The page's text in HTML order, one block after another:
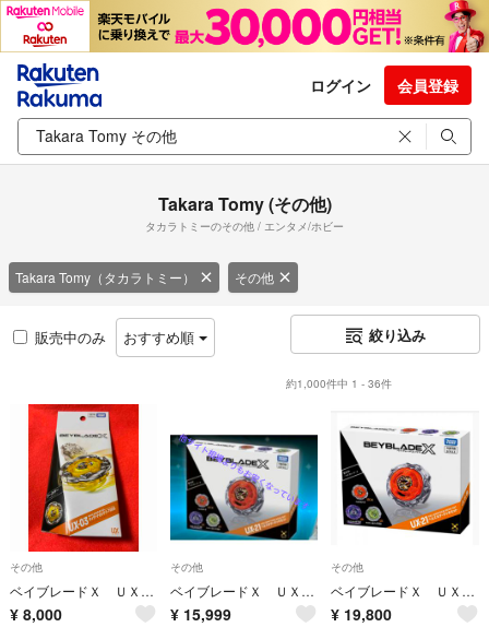
ログイン 会員登録
Takara Tomy (その他)
タカラトミーのその他 / エンタメ/ホビー
Takara Tomy（タカラトミー） その他
販売中のみ おすすめ順 絞り込み
約1,000件中 1 - 36件
その他
ベイブレードＸ ＵＸ０３ ブースター ウィザードロッド５−７０ＤＢ
¥ 8,000
その他
ベイブレードＸ ＵＸ２１ ヘルズネザーデッキセット
¥ 15,999
その他
ベイブレードＸ ＵＸ２１ ヘルズネザーデッキセット
¥ 19,800